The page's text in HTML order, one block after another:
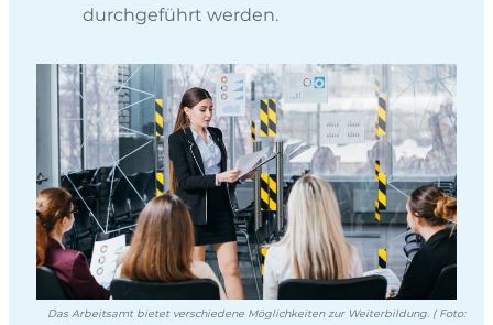
durchgeführt werden.
Das Arbeitsamt bietet verschiedene Möglichkeiten zur Weiterbildung. ( Foto: